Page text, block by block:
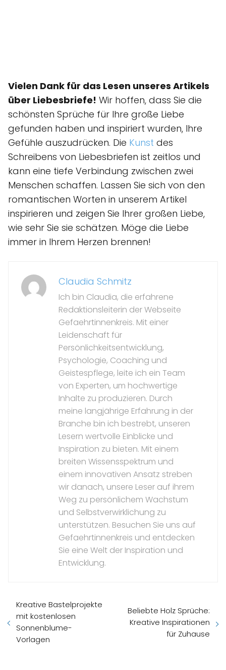
Vielen Dank für das Lesen unseres Artikels
über Liebesbriefe! Wir hoffen, dass Sie die
schönsten Sprüche für Ihre große Liebe
gefunden haben und inspiriert wurden, Ihre
Gefühle auszudrücken. Die Kunst des
Schreibens von Liebesbriefen ist zeitlos und
kann eine tiefe Verbindung zwischen zwei
Menschen schaffen. Lassen Sie sich von den
romantischen Worten in unserem Artikel
inspirieren und zeigen Sie Ihrer großen Liebe,
wie sehr Sie sie schätzen. Möge die Liebe
immer in Ihrem Herzen brennen!
Claudia Schmitz
Ich bin Claudia, die erfahrene
Redaktionsleiterin der Webseite
Gefaehrtinnenkreis. Mit einer
Leidenschaft für
Persönlichkeitsentwicklung,
Psychologie, Coaching und
Geistespflege, leite ich ein Team
von Experten, um hochwertige
Inhalte zu produzieren. Durch
meine langjährige Erfahrung in der
Branche bin ich bestrebt, unseren
Lesern wertvolle Einblicke und
Inspiration zu bieten. Mit einem
breiten Wissensspektrum und
einem innovativen Ansatz streben
wir danach, unsere Leser auf ihrem
Weg zu persönlichem Wachstum
und Selbstverwirklichung zu
unterstützen. Besuchen Sie uns auf
Gefaehrtinnenkreis und entdecken
Sie eine Welt der Inspiration und
Entwicklung.
Kreative Bastelprojekte
mit kostenlosen
Sonnenblume-
Vorlagen
Beliebte Holz Sprüche:
Kreative Inspirationen
für Zuhause